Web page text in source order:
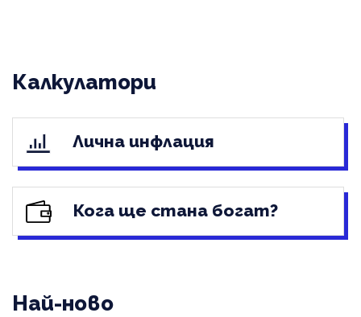
Калкулатори
Лична инфлация
Кога ще стана богат?
Най-ново